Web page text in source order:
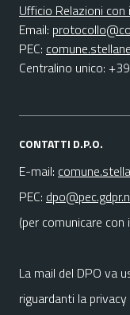
Ufficio Relazioni con
Email:
PEC:
Centralino unico:
CONTATTI D.P.O.
E-mail:
PEC:
(per comunicare
La mail del DPO va
riguardanti la privacy